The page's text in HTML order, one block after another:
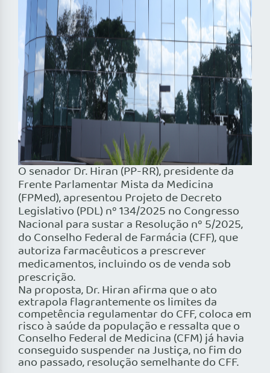
O senador Dr. Hiran (PP-RR), presidente da
Frente Parlamentar Mista da Medicina
(FPMed), apresentou Projeto de Decreto
Legislativo (PDL) nº 134/2025 no Congresso
Nacional para sustar a Resolução nº 5/2025,
do Conselho Federal de Farmácia (CFF), que
autoriza farmacêuticos a prescrever
medicamentos, incluindo os de venda sob
prescrição.
Na proposta, Dr. Hiran afirma que o ato
extrapola flagrantemente os limites da
competência regulamentar do CFF, coloca em
risco à saúde da população e ressalta que o
Conselho Federal de Medicina (CFM) já havia
conseguido suspender na Justiça, no fim do
ano passado, resolução semelhante do CFF.